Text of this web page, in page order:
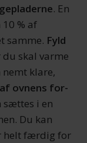
. En
% af
samme. Fyld
skal varme
nemt klare,
ovnens for-
sættes i en
Du kan
helt færdig for